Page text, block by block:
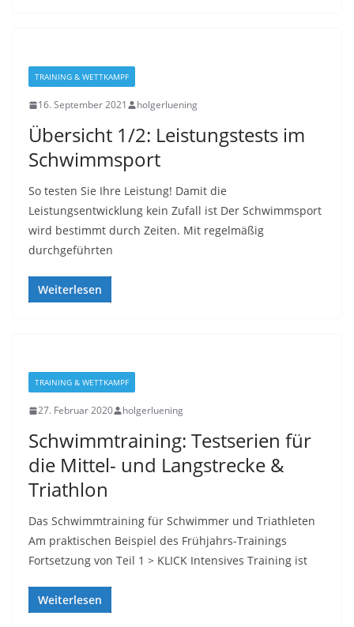
TRAINING & WETTKAMPF
16. September 2021 holgerluening
Übersicht 1/2: Leistungstests im
Schwimmsport
So testen Sie Ihre Leistung! Damit die
Leistungsentwicklung kein Zufall ist Der Schwimmsport
wird bestimmt durch Zeiten. Mit regelmäßig
durchgeführten
Weiterlesen
TRAINING & WETTKAMPF
27. Februar 2020 holgerluening
Schwimmtraining: Testserien für
die Mittel- und Langstrecke &
Triathlon
Das Schwimmtraining für Schwimmer und Triathleten
Am praktischen Beispiel des Frühjahrs-Trainings
Fortsetzung von Teil 1 > KLICK Intensives Training ist
Weiterlesen